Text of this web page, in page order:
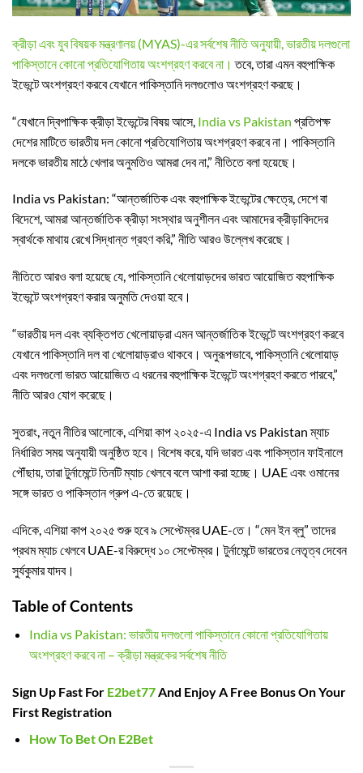
ক্রীড়া এবং যুব বিষয়ক মন্ত্রণালয় (MYAS)-এর সর্বশেষ নীতি অনুযায়ী, ভারতীয় দলগুলো
পাকিস্তানে কোনো প্রতিযোগিতায় অংশগ্রহণ করবে না। তবে, তারা এমন বহুপাক্ষিক
ইভেন্টে অংশগ্রহণ করবে যেখানে পাকিস্তানি দলগুলোও অংশগ্রহণ করছে।
“যেখানে দ্বিপাক্ষিক ক্রীড়া ইভেন্টের বিষয় আসে, India vs Pakistan প্রতিপক্ষ
দেশের মাটিতে ভারতীয় দল কোনো প্রতিযোগিতায় অংশগ্রহণ করবে না। পাকিস্তানি
দলকে ভারতীয় মাঠে খেলার অনুমতিও আমরা দেব না,” নীতিতে বলা হয়েছে।
India vs Pakistan: “আন্তর্জাতিক এবং বহুপাক্ষিক ইভেন্টের ক্ষেত্রে, দেশে বা
বিদেশে, আমরা আন্তর্জাতিক ক্রীড়া সংস্থার অনুশীলন এবং আমাদের ক্রীড়াবিদদের
স্বার্থকে মাথায় রেখে সিদ্ধান্ত গ্রহণ করি,” নীতি আরও উল্লেখ করেছে।
নীতিতে আরও বলা হয়েছে যে, পাকিস্তানি খেলোয়াড়দের ভারত আয়োজিত বহুপাক্ষিক
ইভেন্টে অংশগ্রহণ করার অনুমতি দেওয়া হবে।
“ভারতীয় দল এবং ব্যক্তিগত খেলোয়াড়রা এমন আন্তর্জাতিক ইভেন্টে অংশগ্রহণ করবে
যেখানে পাকিস্তানি দল বা খেলোয়াড়রাও থাকবে। অনুরূপভাবে, পাকিস্তানি খেলোয়াড়
এবং দলগুলো ভারত আয়োজিত এ ধরনের বহুপাক্ষিক ইভেন্টে অংশগ্রহণ করতে পারবে,”
নীতি আরও যোগ করেছে।
সুতরাং, নতুন নীতির আলোকে, এশিয়া কাপ ২০২৫-এ India vs Pakistan ম্যাচ
নির্ধারিত সময় অনুযায়ী অনুষ্ঠিত হবে। বিশেষ করে, যদি ভারত এবং পাকিস্তান ফাইনালে
পৌঁছায়, তারা টুর্নামেন্টে তিনটি ম্যাচ খেলবে বলে আশা করা হচ্ছে। UAE এবং ওমানের
সঙ্গে ভারত ও পাকিস্তান গ্রুপ এ-তে রয়েছে।
এদিকে, এশিয়া কাপ ২০২৫ শুরু হবে ৯ সেপ্টেম্বর UAE-তে। “মেন ইন ব্লু” তাদের
প্রথম ম্যাচ খেলবে UAE-র বিরুদ্ধে ১০ সেপ্টেম্বর। টুর্নামেন্টে ভারতের নেতৃত্ব দেবেন
সুর্যকুমার যাদব।
Table of Contents
India vs Pakistan: ভারতীয় দলগুলো পাকিস্তানে কোনো প্রতিযোগিতায়
অংশগ্রহণ করবে না – ক্রীড়া মন্ত্রকের সর্বশেষ নীতি
Sign Up Fast For E2bet77 And Enjoy A Free Bonus On Your
First Registration
How To Bet On E2Bet